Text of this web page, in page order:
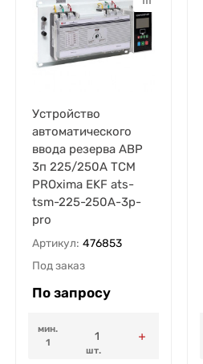
Устройство
автоматического
ввода резерва АВР
3п 225/250А ТСМ
PROxima EKF ats-
tsm-225-250A-3p-
pro
Артикул: 476853
Под заказ
По запросу
мин.
1
шт.